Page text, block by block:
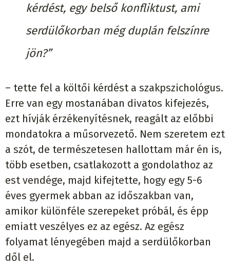
kérdést, egy belső konfliktust, ami
serdülőkorban még duplán felszínre
jön?”
– tette fel a költői kérdést a szakpszichológus.
Erre van egy mostanában divatos kifejezés,
ezt hívják érzékenyítésnek, reagált az előbbi
mondatokra a műsorvezető. Nem szeretem ezt
a szót, de természetesen hallottam már én is,
több esetben, csatlakozott a gondolathoz az
est vendége, majd kifejtette, hogy egy 5-6
éves gyermek abban az időszakban van,
amikor különféle szerepeket próbál, és épp
emiatt veszélyes ez az egész. Az egész
folyamat lényegében majd a serdülőkorban
dől el.